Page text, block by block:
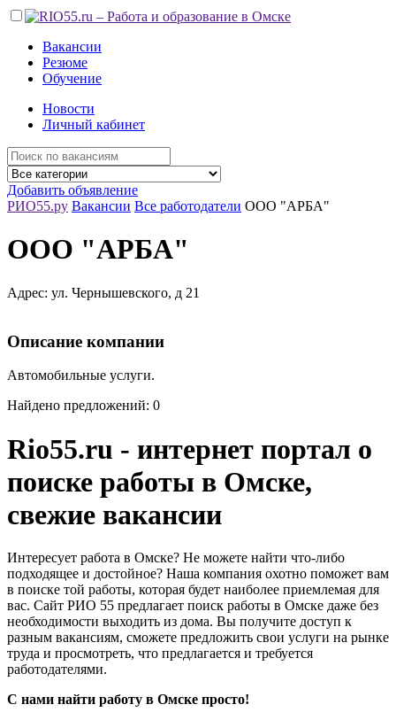
Вакансии
Резюме
Обучение
Новости
Личный кабинет
Добавить объявление
РИО55.ру Вакансии Все работодатели ООО "АРБА"
ООО "АРБА"
Адрес: ул. Чернышевского, д 21
Описание компании
Автомобильные услуги.
Найдено предложений: 0
Rio55.ru - интернет портал о
поиске работы в Омске,
свежие вакансии
Интересует работа в Омске? Не можете найти что-либо
подходящее и достойное? Наша компания охотно поможет вам
в поиске той работы, которая будет наиболее приемлемая для
вас. Сайт РИО 55 предлагает поиск работы в Омске даже без
необходимости выходить из дома. Вы получите доступ к
разным вакансиям, сможете предложить свои услуги на рынке
труда и просмотреть, что предлагается и требуется
работодателями.
С нами найти работу в Омске просто!